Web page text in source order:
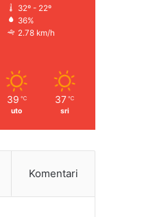
32º - 22º
36%
2.78 km/h
39 ℃
uto
37 ℃
sri
Komentari